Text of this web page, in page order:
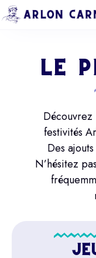
LE
festivités
Des
N’hésitez